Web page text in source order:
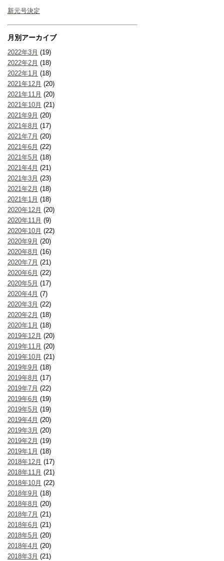
新元号決定
月別アーカイブ
2022年3月 (19)
2022年2月 (18)
2022年1月 (18)
2021年12月 (20)
2021年11月 (20)
2021年10月 (21)
2021年9月 (20)
2021年8月 (17)
2021年7月 (20)
2021年6月 (22)
2021年5月 (18)
2021年4月 (21)
2021年3月 (23)
2021年2月 (18)
2021年1月 (18)
2020年12月 (20)
2020年11月 (9)
2020年10月 (22)
2020年9月 (20)
2020年8月 (16)
2020年7月 (21)
2020年6月 (22)
2020年5月 (17)
2020年4月 (7)
2020年3月 (22)
2020年2月 (18)
2020年1月 (18)
2019年12月 (20)
2019年11月 (20)
2019年10月 (21)
2019年9月 (18)
2019年8月 (17)
2019年7月 (22)
2019年6月 (19)
2019年5月 (19)
2019年4月 (20)
2019年3月 (20)
2019年2月 (19)
2019年1月 (18)
2018年12月 (17)
2018年11月 (21)
2018年10月 (22)
2018年9月 (18)
2018年8月 (20)
2018年7月 (21)
2018年6月 (21)
2018年5月 (20)
2018年4月 (20)
2018年3月 (21)